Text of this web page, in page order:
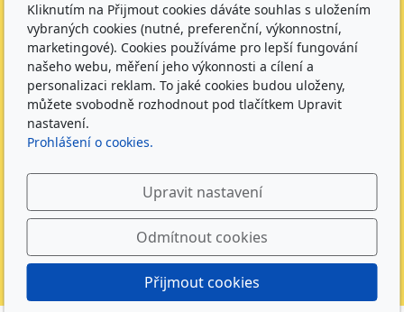
Karla Kofránka 2342, 50801
IČO: 60114100
Číslo účtu: 19-1161153379/0800
Kontakt
info@kaminekhorice.cz
Provozní doba
PO - PÁ: 7:00 - 16:00
Kliknutím na Přijmout cookies dáváte souhlas s uložením
vybraných cookies (nutné, preferenční, výkonnostní,
marketingové). Cookies používáme pro lepší fungování
našeho webu, měření jeho výkonnosti a cílení a
personalizaci reklam. To jaké cookies budou uloženy,
můžete svobodně rozhodnout pod tlačítkem Upravit
nastavení.
Prohlášení o cookies.
Upravit nastavení
Odmítnout cookies
Přijmout cookies